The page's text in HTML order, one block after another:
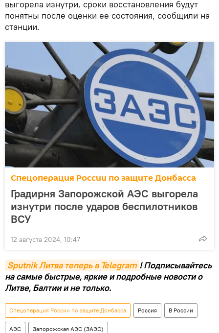
выгорела изнутри, сроки восстановления будут
понятны после оценки ее состояния, сообщили на
станции.
Спецоперация России по защите Донбасса
Градирня Запорожской АЭС выгорела
изнутри после ударов беспилотников
ВСУ
12 августа 2024, 10:47
Sputnik Литва теперь в Telegram ! Подписывайтесь
на самые быстрые, яркие и подробные новости о
Литве, Балтии и не только.
Спецоперация России по защите Донбасса Россия В России
АЭС Запорожская АЭС (ЗАЭС)